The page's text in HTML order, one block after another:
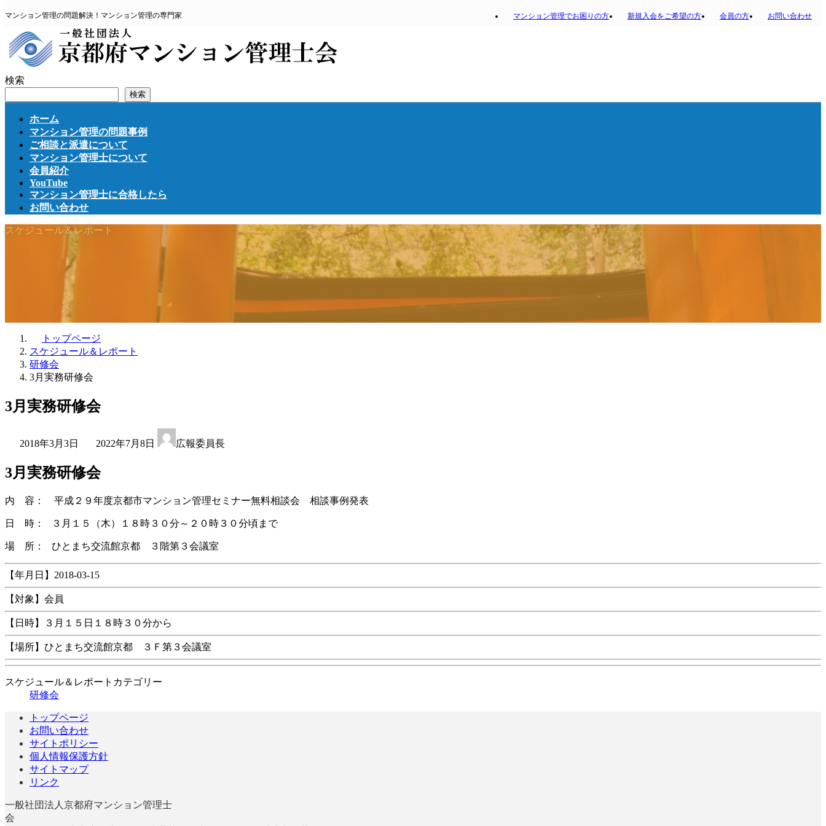
ン
ン
ツ
ス
ビ
ー
シ
ン
マンション管理の問題解決！マンション管理の専門家 マンション管理でお困りの方 新規入会をご希望の方 会員の方 お問い合わせ
検索
検索
ホーム
マンション管理の問題事例
ご相談と派遣について
マンション管理士について
会員紹介
YouTube
マンション管理士に合格したら
お問い合わせ
スケジュール＆レポート
トップページ
スケジュール＆レポート
研修会
3月実務研修会
3月実務研修会
2018年3月3日
終
新
時
2022年7月8日 広報委員長
3月実務研修会
内 容： 平成２９年度京都市マンション管理セミナー無料相談会 相談事例発表
日 時： ３月１５（木）１８時３０分～２０時３０分頃まで
場 所： ひとまち交流館京都 ３階第３会議室
【年月日】2018-03-15
【対象】会員
【日時】３月１５日１８時３０分から
【場所】ひとまち交流館京都 ３Ｆ第３会議室
スケジュール＆レポートカテゴリー
研修会
トップページ
お問い合わせ
サイトポリシー
個人情報保護方針
サイトマップ
リンク
一般社団法人京都府マンション管理士